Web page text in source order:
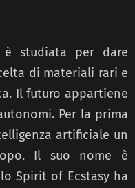
studiata per dare
di materiali rari e
Il futuro appartiene
Per la prima
artificiale un
Il suo nome è
Spirit of Ecstasy ha